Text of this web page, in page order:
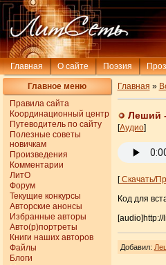
Главная О сайте Поэзия
Главное меню
Правила сайта
Координационный центр
Путеводитель по сайту
Полезные советы
новичкам
Произведения
Комментарии
ЛитО
Форум
Текущие конкурсы
Авторские анонсы
Избранные авторы
Авто(р)портреты
Книги наших авторов
Файлы
Блоги
Главная »
Леший
[Аудио]
[Скачать/
Код для
Добавил: